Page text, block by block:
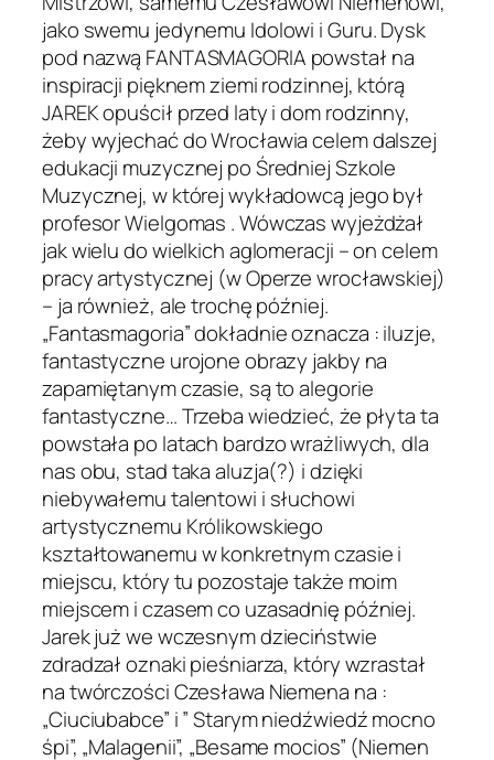
jako swemu jedynemu Idolowi i Guru. Dysk
pod nazwą FANTASMAGORIA powstał na
inspiracji pięknem ziemi rodzinnej, którą
JAREK opuścił przed laty i dom rodzinny,
żeby wyjechać do Wrocławia celem dalszej
edukacji muzycznej po Średniej Szkole
Muzycznej, w której wykładowcą jego był
profesor Wielgomas . Wówczas wyjeżdżał
jak wielu do wielkich aglomeracji – on celem
pracy artystycznej (w Operze wrocławskiej)
– ja również, ale trochę później.
„Fantasmagoria” dokładnie oznacza : iluzje,
fantastyczne urojone obrazy jakby na
zapamiętanym czasie, są to alegorie
fantastyczne… Trzeba wiedzieć, że płyta ta
powstała po latach bardzo wrażliwych, dla
nas obu, stad taka aluzja(?) i dzięki
niebywałemu talentowi i słuchowi
artystycznemu Królikowskiego
kształtowanemu w konkretnym czasie i
miejscu, który tu pozostaje także moim
miejscem i czasem co uzasadnię później.
Jarek już we wczesnym dzieciństwie
zdradzał oznaki pieśniarza, który wzrastał
na twórczości Czesława Niemena na :
„Ciuciubabce” i ” Starym niedźwiedź mocno
śpi”, „Malagenii”, „Besame mocios” (Niemen